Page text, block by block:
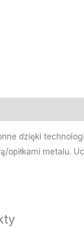
dzięki
opiłkami metalu.